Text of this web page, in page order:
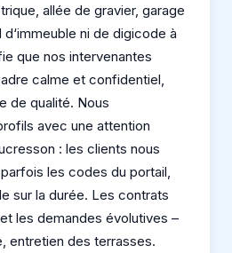
allée de gravier, garage
d‘immeuble ni de digicode à
que nos intervenantes
calme et confidentiel,
de qualité. Nous
avec une attention
: les clients nous
les codes du portail,
sur la durée. Les contrats
les demandes évolutives –
entretien des terrasses.